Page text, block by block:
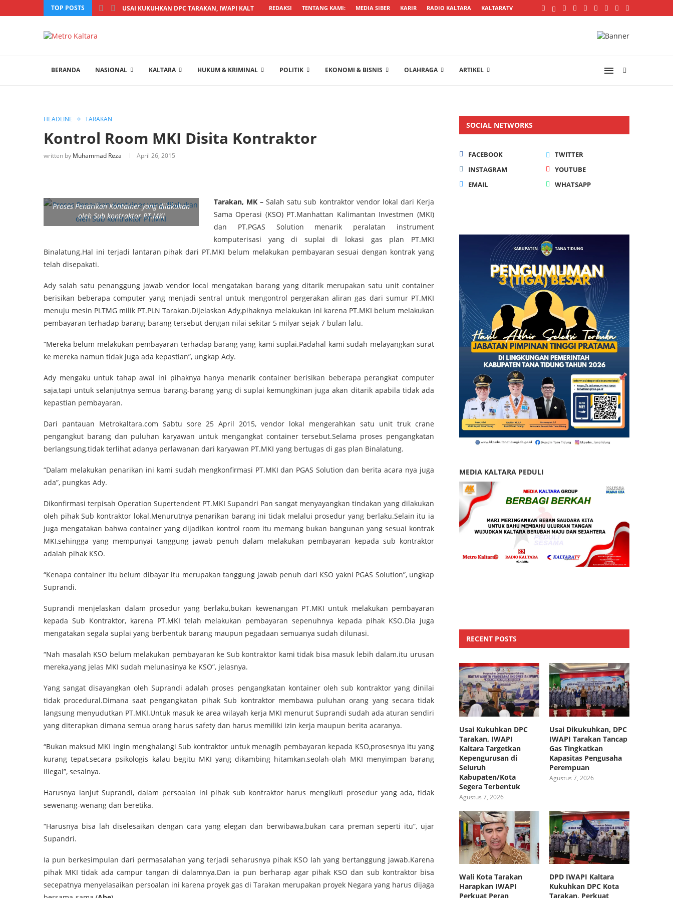
TOP POSTS USAI KUKUHKAN DPC TARAKAN, IWAPI KALTARA TARGETKAN KEPENGURUSAN...
REDAKSI TENTANG KAMI: MEDIA SIBER KARIR RADIO KALTARA KALTARATV
BERANDA NASIONAL KALTARA HUKUM & KRIMINAL POLITIK EKONOMI & BISNIS OLAHRAGA ARTIKEL
HEADLINE TARAKAN
Kontrol Room MKI Disita Kontraktor
written by Muhammad Reza April 26, 2015
Proses Penarikan Kontainer yang dilakukan
oleh Sub kontraktor PT.MKI
Tarakan, MK – Salah satu sub kontraktor vendor lokal dari Kerja
Sama Operasi (KSO) PT.Manhattan Kalimantan Investmen (MKI)
dan PT.PGAS Solution menarik peralatan instrument
komputerisasi yang di suplai di lokasi gas plan PT.MKI
Binalatung.Hal ini terjadi lantaran pihak dari PT.MKI belum melakukan pembayaran sesuai dengan kontrak yang
telah disepakati.
Ady salah satu penanggung jawab vendor local mengatakan barang yang ditarik merupakan satu unit container
berisikan beberapa computer yang menjadi sentral untuk mengontrol pergerakan aliran gas dari sumur PT.MKI
menuju mesin PLTMG milik PT.PLN Tarakan.Dijelaskan Ady,pihaknya melakukan ini karena PT.MKI belum melakukan
pembayaran terhadap barang-barang tersebut dengan nilai sekitar 5 milyar sejak 7 bulan lalu.
“Mereka belum melakukan pembayaran terhadap barang yang kami suplai.Padahal kami sudah melayangkan surat
ke mereka namun tidak juga ada kepastian”, ungkap Ady.
Ady mengaku untuk tahap awal ini pihaknya hanya menarik container berisikan beberapa perangkat computer
saja,tapi untuk selanjutnya semua barang-barang yang di suplai kemungkinan juga akan ditarik apabila tidak ada
kepastian pembayaran.
Dari pantauan Metrokaltara.com Sabtu sore 25 April 2015, vendor lokal mengerahkan satu unit truk crane
pengangkut barang dan puluhan karyawan untuk mengangkat container tersebut.Selama proses pengangkatan
berlangsung,tidak terlihat adanya perlawanan dari karyawan PT.MKI yang bertugas di gas plan Binalatung.
“Dalam melakukan penarikan ini kami sudah mengkonfirmasi PT.MKI dan PGAS Solution dan berita acara nya juga
ada”, pungkas Ady.
Dikonfirmasi terpisah Operation Supertendent PT.MKI Supandri Pan sangat menyayangkan tindakan yang dilakukan
oleh pihak Sub kontraktor lokal.Menurutnya penarikan barang ini tidak melalui prosedur yang berlaku.Selain itu ia
juga mengatakan bahwa container yang dijadikan kontrol room itu memang bukan bangunan yang sesuai kontrak
MKI,sehingga yang mempunyai tanggung jawab penuh dalam melakukan pembayaran kepada sub kontraktor
adalah pihak KSO.
“Kenapa container itu belum dibayar itu merupakan tanggung jawab penuh dari KSO yakni PGAS Solution”, ungkap
Suprandi.
Suprandi menjelaskan dalam prosedur yang berlaku,bukan kewenangan PT.MKI untuk melakukan pembayaran
kepada Sub Kontraktor, karena PT.MKI telah melakukan pembayaran sepenuhnya kepada pihak KSO.Dia juga
mengatakan segala suplai yang berbentuk barang maupun pegadaan semuanya sudah dilunasi.
“Nah masalah KSO belum melakukan pembayaran ke Sub kontraktor kami tidak bisa masuk lebih dalam.itu urusan
mereka,yang jelas MKI sudah melunasinya ke KSO”, jelasnya.
Yang sangat disayangkan oleh Suprandi adalah proses pengangkatan kontainer oleh sub kontraktor yang dinilai
tidak procedural.Dimana saat pengangkatan pihak Sub kontraktor membawa puluhan orang yang secara tidak
langsung menyudutkan PT.MKI.Untuk masuk ke area wilayah kerja MKI menurut Suprandi sudah ada aturan sendiri
yang diterapkan dimana semua orang harus safety dan harus memiliki izin kerja maupun berita acaranya.
“Bukan maksud MKI ingin menghalangi Sub kontraktor untuk menagih pembayaran kepada KSO,prosesnya itu yang
kurang tepat,secara psikologis kalau begitu MKI yang dikambing hitamkan,seolah-olah MKI menyimpan barang
illegal”, sesalnya.
Harusnya lanjut Suprandi, dalam persoalan ini pihak sub kontraktor harus mengikuti prosedur yang ada, tidak
sewenang-wenang dan beretika.
“Harusnya bisa lah diselesaikan dengan cara yang elegan dan berwibawa,bukan cara preman seperti itu”, ujar
Supandri.
Ia pun berkesimpulan dari permasalahan yang terjadi seharusnya pihak KSO lah yang bertanggung jawab.Karena
pihak MKI tidak ada campur tangan di dalamnya.Dan ia pun berharap agar pihak KSO dan sub kontraktor bisa
secepatnya menyelasaikan persoalan ini karena proyek gas di Tarakan merupakan proyek Negara yang harus dijaga
SOCIAL NETWORKS
FACEBOOK
TWITTER
INSTAGRAM
YOUTUBE
EMAIL
WHATSAPP
MEDIA KALTARA PEDULI
RECENT POSTS
Usai Kukuhkan DPC
Tarakan, IWAPI
Kaltara Targetkan
Kepengurusan di
Seluruh
Kabupaten/Kota
Segera Terbentuk
Agustus 7, 2026
Usai Dikukuhkan, DPC
IWAPI Tarakan Tancap
Gas Tingkatkan
Kapasitas Pengusaha
Perempuan
Agustus 7, 2026
Wali Kota Tarakan
Harapkan IWAPI
Perkuat Peran
DPD IWAPI Kaltara
Kukuhkan DPC Kota
Tarakan, Perkuat